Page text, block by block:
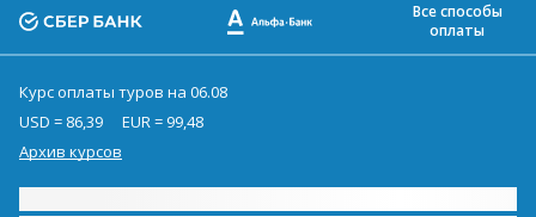
Все способы
оплаты
Курс оплаты туров на 06.08
USD = 86,39
EUR = 99,48
Архив курсов